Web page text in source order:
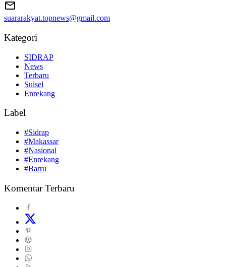
suararakyat.topnews@gmail.com
Kategori
SIDRAP
News
Terbaru
Sulsel
Enrekang
Label
#Sidrap
#Makassar
#Nasional
#Enrekang
#Barru
Komentar Terbaru